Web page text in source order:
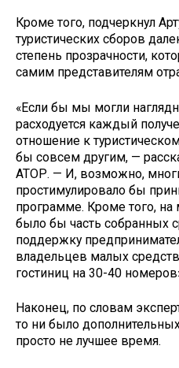
Кроме того, подчеркнул
туристических сборов
степень прозрачности,
самим представителям
«Если бы мы могли
расходуется каждый
отношение к
бы совсем другим, —
АТОР. — И, возможно,
простимулировало бы
программе. Кроме того,
было бы часть собранных
поддержку
владельцев малых
гостиниц на 30-40
Наконец, по словам
то ни было
просто не лучшее время.